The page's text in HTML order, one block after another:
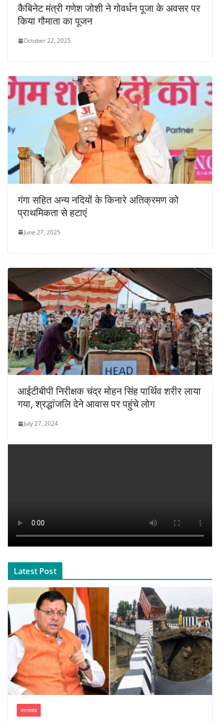
कैबिनेट मंत्री गणेश जोशी ने गोवर्धन पूजा के अवसर पर
किया गौमाता का पूजन
October 22, 2025
गंगा सहित अन्य नदियों के किनारे अतिक्रमण को
प्राथमिकता से हटाएं
June 27, 2025
आईटीबीपी निरीक्षक चंद्र मोहन सिंह पार्थिव शरीर लाया
गया, श्रद्धांजलि देने आवास पर पहुंचे लोग
July 27, 2024
Latest Post
उत्तराखंड